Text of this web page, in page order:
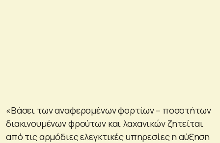
«Βάσει των αναφερομένων φορτίων – ποσοτήτων
διακινουμένων φρούτων και λαχανικών ζητείται
από τις αρμόδιες ελεγκτικές υπηρεσίες η αύξηση